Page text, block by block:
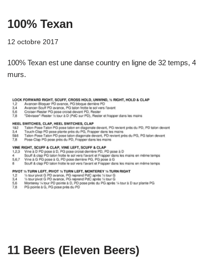
100% Texan
12 octobre 2017
100% Texan est une danse country en ligne de 32 temps, 4
murs.
11 Beers (Eleven Beers)